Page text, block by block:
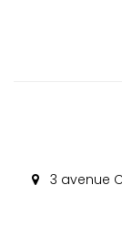
3 avenue